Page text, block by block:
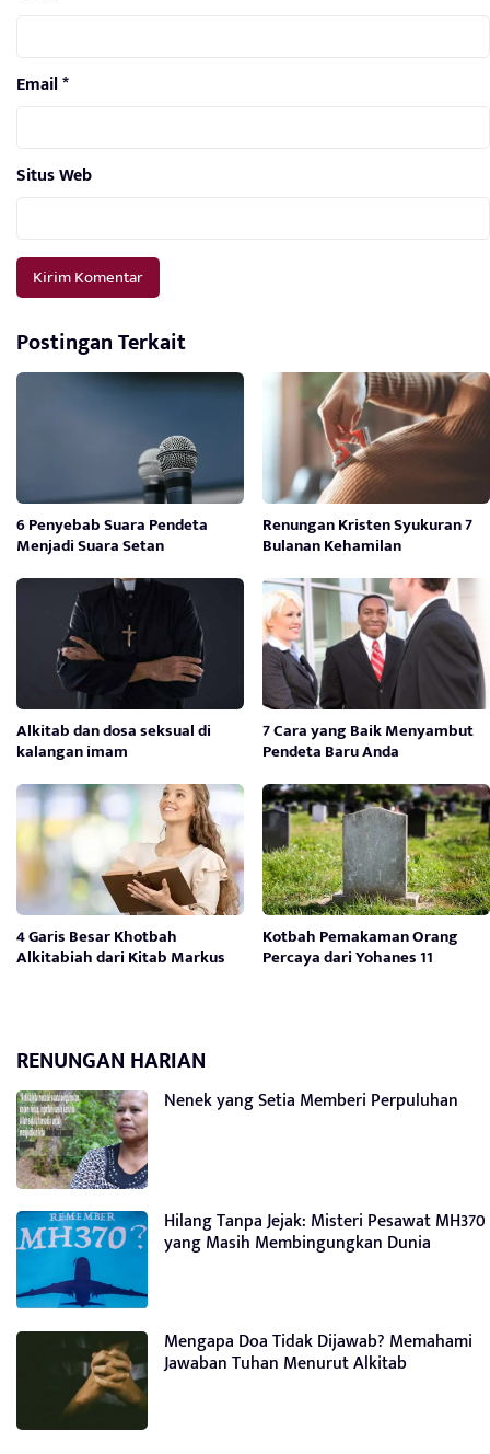
Email*
Situs Web
Postingan Terkait
6 Penyebab Suara Pendeta
Menjadi Suara Setan
Renungan Kristen Syukuran 7
Bulanan Kehamilan
Alkitab dan dosa seksual di
kalangan imam
7 Cara yang Baik Menyambut
Pendeta Baru Anda
4 Garis Besar Khotbah
Alkitabiah dari Kitab Markus
Kotbah Pemakaman Orang
Percaya dari Yohanes 11
RENUNGAN HARIAN
Nenek yang Setia Memberi Perpuluhan
Hilang Tanpa Jejak: Misteri Pesawat MH370
yang Masih Membingungkan Dunia
Mengapa Doa Tidak Dijawab? Memahami
Jawaban Tuhan Menurut Alkitab